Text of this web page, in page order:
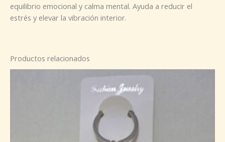
equilibrio emocional y calma mental. Ayuda a reducir el
estrés y elevar la vibración interior.
Productos relacionados